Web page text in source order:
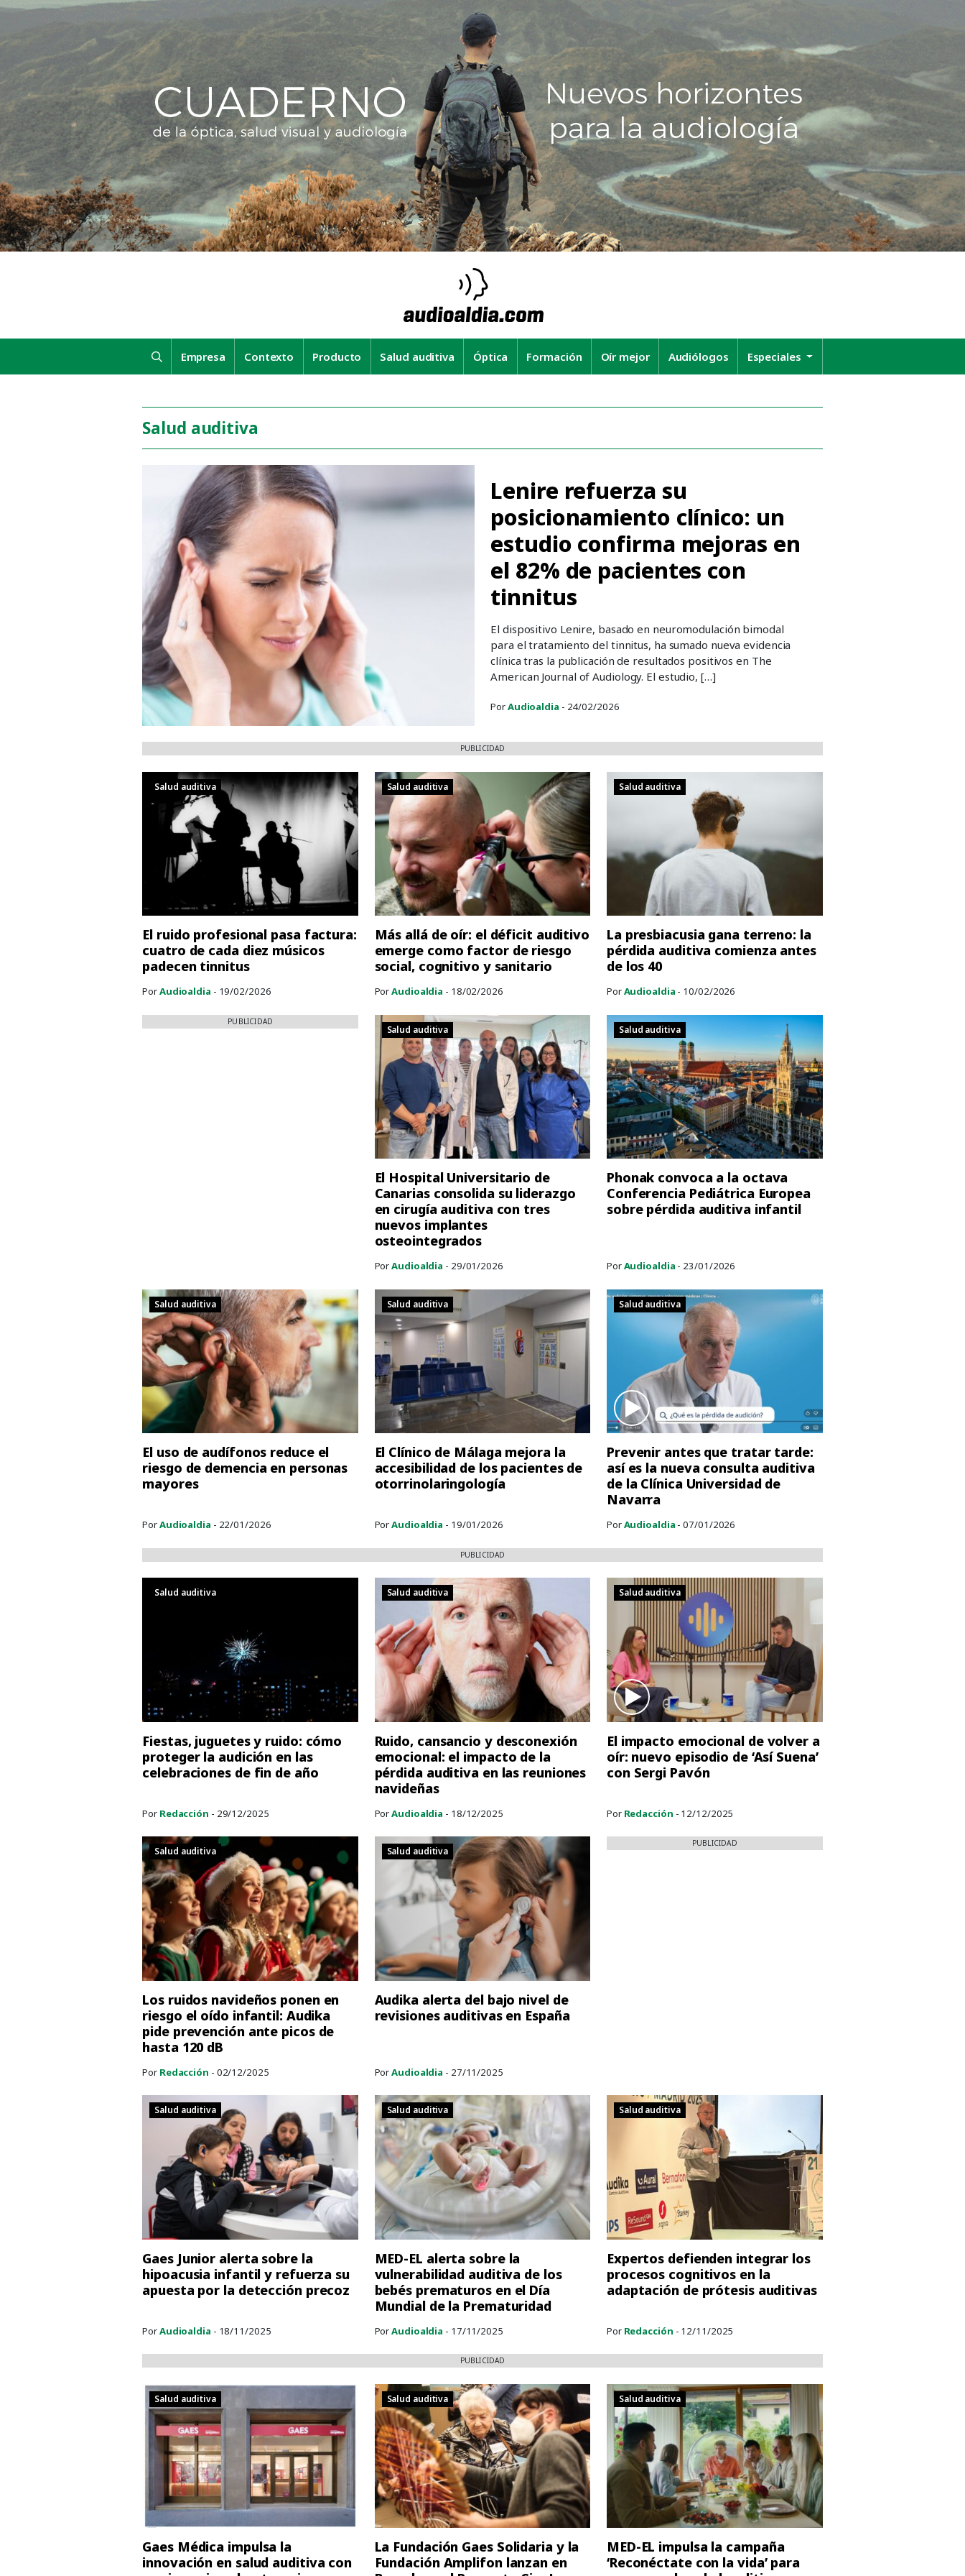
Empresa Contexto Producto Salud auditiva Óptica Formación Oír mejor Audiólogos Especiales
Salud auditiva
Lenire refuerza su
posicionamiento clínico: un
estudio confirma mejoras en
el 82% de pacientes con
tinnitus
El dispositivo Lenire, basado en neuromodulación bimodal
para el tratamiento del tinnitus, ha sumado nueva evidencia
clínica tras la publicación de resultados positivos en The
American Journal of Audiology. El estudio, […]
PorAudioaldia - 24/02/2026
PUBLICIDAD
Salud auditiva
El ruido profesional pasa factura:
cuatro de cada diez músicos
padecen tinnitus
PorAudioaldia - 19/02/2026
Salud auditiva
Más allá de oír: el déficit auditivo
emerge como factor de riesgo
social, cognitivo y sanitario
PorAudioaldia - 18/02/2026
Salud auditiva
La presbiacusia gana terreno: la
pérdida auditiva comienza antes
de los 40
PorAudioaldia - 10/02/2026
PUBLICIDAD
Salud auditiva
El Hospital Universitario de
Canarias consolida su liderazgo
en cirugía auditiva con tres
nuevos implantes
osteointegrados
PorAudioaldia - 29/01/2026
Salud auditiva
Phonak convoca a la octava
Conferencia Pediátrica Europea
sobre pérdida auditiva infantil
PorAudioaldia - 23/01/2026
Salud auditiva
El uso de audífonos reduce el
riesgo de demencia en personas
mayores
PorAudioaldia - 22/01/2026
Salud auditiva
El Clínico de Málaga mejora la
accesibilidad de los pacientes de
otorrinolaringología
PorAudioaldia - 19/01/2026
Salud auditiva
Prevenir antes que tratar tarde:
así es la nueva consulta auditiva
de la Clínica Universidad de
Navarra
PorAudioaldia - 07/01/2026
PUBLICIDAD
Salud auditiva
Fiestas, juguetes y ruido: cómo
proteger la audición en las
celebraciones de fin de año
Por Redacción - 29/12/2025
Salud auditiva
Ruido, cansancio y desconexión
emocional: el impacto de la
pérdida auditiva en las reuniones
navideñas
PorAudioaldia - 18/12/2025
Salud auditiva
El impacto emocional de volver a
oír: nuevo episodio de ‘Así Suena’
con Sergi Pavón
Por Redacción - 12/12/2025
Salud auditiva
Los ruidos navideños ponen en
riesgo el oído infantil: Audika
pide prevención ante picos de
hasta 120 dB
Por Redacción - 02/12/2025
Salud auditiva
Audika alerta del bajo nivel de
revisiones auditivas en España
PorAudioaldia - 27/11/2025
PUBLICIDAD
Salud auditiva
Gaes Junior alerta sobre la
hipoacusia infantil y refuerza su
apuesta por la detección precoz
PorAudioaldia - 18/11/2025
Salud auditiva
MED-EL alerta sobre la
vulnerabilidad auditiva de los
bebés prematuros en el Día
Mundial de la Prematuridad
PorAudioaldia - 17/11/2025
Salud auditiva
Expertos defienden integrar los
procesos cognitivos en la
adaptación de prótesis auditivas
Por Redacción - 12/11/2025
PUBLICIDAD
Salud auditiva
Gaes Médica impulsa la
innovación en salud auditiva con
Salud auditiva
La Fundación Gaes Solidaria y la
Fundación Amplifon lanzan en
Salud auditiva
MED-EL impulsa la campaña
‘Reconéctate con la vida’ para